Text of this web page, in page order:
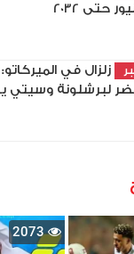
حتى 2032
زلزال في
لبرشلونة
2073